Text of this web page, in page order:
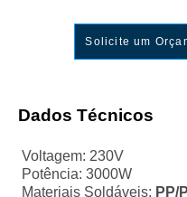
Solicite um
Dados Técnicos
Voltagem: 230V
Potência: 3000W
Materiais Soldáveis: PP/